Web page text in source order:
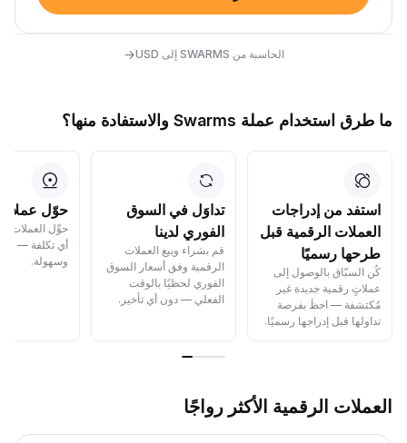
الحاسبة من SWARMS إلى USD →
ما طرق استخدام عملة Swarms والاستفادة منها؟
استفد من إدراجات
العملات الرقمية قبل
طرحها رسميًا
كُن السبّاق بالوصول إلى
عملاتٍ رقمية جديدة غير
مُكتشفة — احظَ بفرصة
تداولها قبل إدراجها رسميًا.
تداوَل في السوق
الفوري لدينا
قم بشراء وبيع العملات
الرقمية وفق أسعار السوق
الفوري لحظيًا بالوقت
الفعلي — دون أي تأخير.
حوّل
حوِّل العملات
أي تكلفة —
وسهولة.
العملات الرقمية الأكثر رواجًا